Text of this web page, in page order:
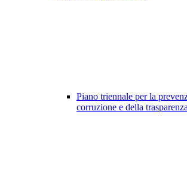
Piano triennale per la
corruzione e della trasparenza